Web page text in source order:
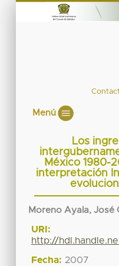
Menú
Los
México 1980-
interpretación
Moreno Ayala, José
URI:
http://
Fecha: 2007